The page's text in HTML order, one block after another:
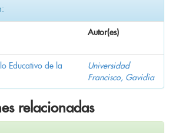
Autor(es)
Educativo de la
Universidad
Francisco, Gavidia
relacionadas